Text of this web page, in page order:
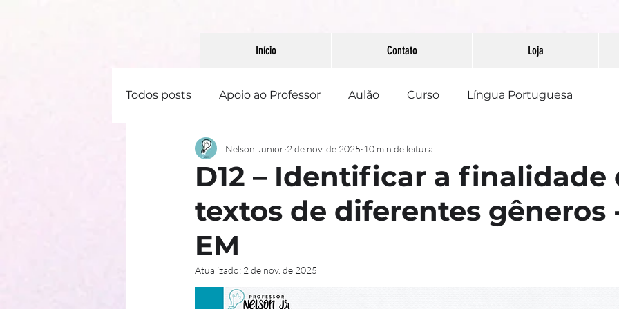
Início Contato Loja
Todos posts Apoio ao Professor Aulão Curso Língua Portuguesa
Linguística Literatura PAAEB Pontuação
Gênero Textual
D12 – Identificar a finalidade
textos de diferentes gêneros
EM
Nelson Junior 2 de nov. de 2025 10 min de leitura
Atualizado: 2 de nov. de 2025